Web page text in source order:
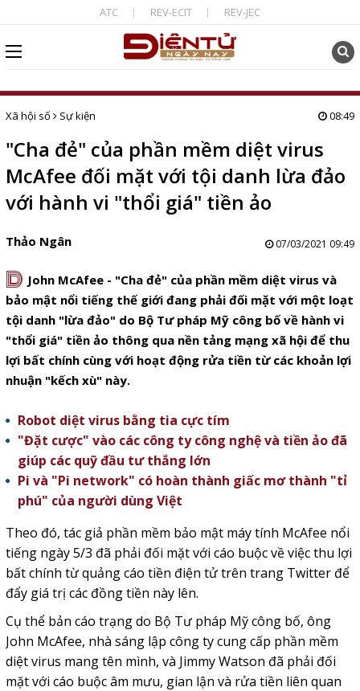
ATC REV-ECIT REV-JEC
Xã hội số Sự kiện 08:49
"Cha đẻ" của phần mềm diệt virus
McAfee đối mặt với tội danh lừa đảo
với hành vi "thổi giá" tiền ảo
Thảo Ngân 07/03/2021 09:49
D John McAfee - "Cha đẻ" của phần mềm diệt virus và
bảo mật nổi tiếng thế giới đang phải đối mặt với một loạt
tội danh "lừa đảo" do Bộ Tư pháp Mỹ công bố về hành vi
"thổi giá" tiền ảo thông qua nền tảng mạng xã hội để thu
lợi bất chính cùng với hoạt động rửa tiền từ các khoản lợi
nhuận "kếch xù" này.
Robot diệt virus bằng tia cực tím
"Đặt cược" vào các công ty công nghệ và tiền ảo đã
giúp các quỹ đầu tư thắng lớn
Pi và "Pi network" có hoàn thành giấc mơ thành "tỉ
phú" của người dùng Việt
Theo đó, tác giả phần mềm bảo mật máy tính McAfee nổi
tiếng ngày 5/3 đã phải đối mặt với cáo buộc về việc thu lợi
bất chính từ quảng cáo tiền điện tử trên trang Twitter để
đẩy giá trị các đồng tiền này lên.
Cụ thể bản cáo trạng do Bộ Tư pháp Mỹ công bố, ông
John McAfee, nhà sáng lập công ty cung cấp phần mềm
diệt virus mang tên mình, và Jimmy Watson đã phải đối
mặt với cáo buộc âm mưu, gian lận và rửa tiền liên quan